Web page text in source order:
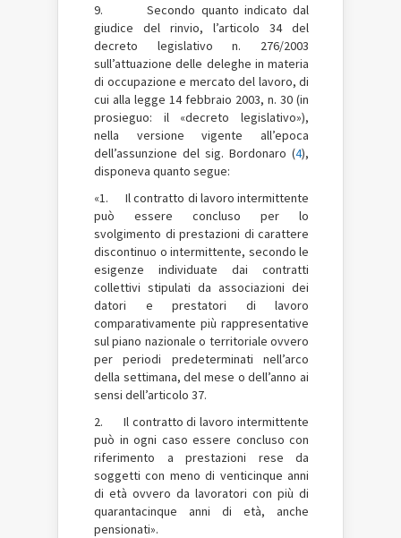
9. Secondo quanto indicato dal
giudice del rinvio, l’articolo 34 del
decreto legislativo n. 276/2003
sull’attuazione delle deleghe in materia
di occupazione e mercato del lavoro, di
cui alla legge 14 febbraio 2003, n. 30 (in
prosieguo: il «decreto legislativo»),
nella versione vigente all’epoca
dell’assunzione del sig. Bordonaro (4),
disponeva quanto segue:
«1. Il contratto di lavoro intermittente
può essere concluso per lo
svolgimento di prestazioni di carattere
discontinuo o intermittente, secondo le
esigenze individuate dai contratti
collettivi stipulati da associazioni dei
datori e prestatori di lavoro
comparativamente più rappresentative
sul piano nazionale o territoriale ovvero
per periodi predeterminati nell’arco
della settimana, del mese o dell’anno ai
sensi dell’articolo 37.
2. Il contratto di lavoro intermittente
può in ogni caso essere concluso con
riferimento a prestazioni rese da
soggetti con meno di venticinque anni
di età ovvero da lavoratori con più di
quarantacinque anni di età, anche
pensionati».